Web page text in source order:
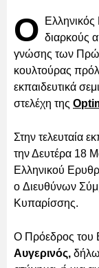
Ο διαρκούς
γνώσης των
κουλτούρας
εκπαιδευτικά
στελέχη της
Στην τελευταία
την Δευτέρα 18
Ελληνικού
ο Διευθύνων
Κυπαρίσσης.
O Πρόεδρος του
Αυγερινός,